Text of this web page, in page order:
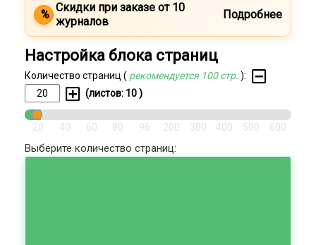
%
Скидки при заказе от 10
журналов
Подробнее
Настройка блока страниц
Количество страниц ( рекомендуется 100 стр. ):
(листов: 10 )
20 40 60 80 96 200 300 400 500 600
Выберите количество страниц: